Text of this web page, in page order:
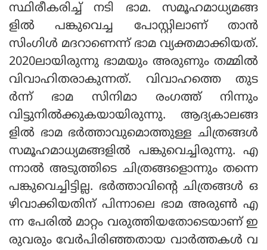
സ്ഥിരീകരിച്ച് നടി ഭാമ. സമൂഹമാധ്യമങ്ങ
ളില്‍ പങ്കുവെച്ച പോസ്റ്റിലാണ് താന്‍
സിംഗിള്‍ മദറാണെന്ന് ഭാമ വ്യക്തമാക്കിയത്.
2020ലായിരുന്നു ഭാമയും അരുണും തമ്മില്‍
വിവാഹിതരാകുന്നത്. വിവാഹത്തെ തുട
ര്‍ന്ന് ഭാമ സിനിമാ രംഗത്ത് നിന്നും
വിട്ടുനില്‍ക്കുകയായിരുന്നു. ആദ്യകാലങ്ങ
ളില്‍ ഭാമ ഭര്‍ത്താവുമൊത്തുള്ള ചിത്രങ്ങള്‍
സമൂഹമാധ്യമങ്ങളില്‍ പങ്കുവെച്ചിരുന്നു. എ
ന്നാല്‍ അടുത്തിടെ ചിത്രങ്ങളൊന്നും തന്നെ
പങ്കുവെച്ചിട്ടില്ല. ഭര്‍ത്താവിന്റെ ചിത്രങ്ങള്‍ ഒ
ഴിവാക്കിയതിന് പിന്നാലെ ഭാമ അരുണ്‍ എ
ന്ന പേരില്‍ മാറ്റം വരുത്തിയതോടെയാണ് ഇ
രുവരും വേര്‍പിരിഞ്ഞതായ വാര്‍ത്തകള്‍ വ